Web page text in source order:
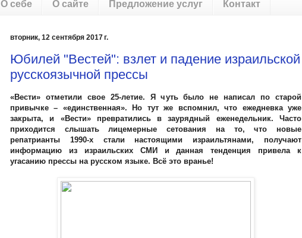
О себе О сайте Предложение услуг Контакт
вторник, 12 сентября 2017 г.
Юбилей "Вестей": взлет и падение израильской
русскоязычной прессы
«Вести» отметили свое 25-летие. Я чуть было не написал по старой
привычке – «единственная». Но тут же вспомнил, что ежедневка уже
закрыта, и «Вести» превратились в заурядный еженедельник. Часто
приходится слышать лицемерные сетования на то, что новые
репатрианты 1990-х стали настоящими израильтянами, получают
информацию из израильских СМИ и данная тенденция привела к
угасанию прессы на русском языке. Всё это вранье!